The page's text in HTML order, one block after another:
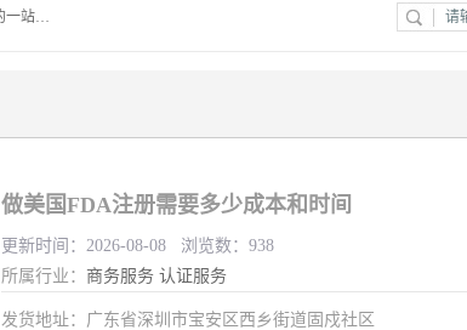
深圳万检通科技有限公司主营:iso9001质量认证机构及质检报告流程，为众多行业和产品提供通行全球解决方案的一站式全领域公共检测、鉴定、验货、srrc认证,质量检测认证及CE认证公司，帮助企业应对全球各种技术贸易壁垒，提升企业竞争优势，满足其对品质的高标准要求。
做美国FDA注册需要多少成本和时间
更新时间：2026-08-08 浏览数：938
所属行业： 商务服务 认证服务
发货地址：广东省深圳市宝安区西乡街道固戍社区